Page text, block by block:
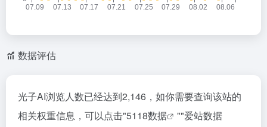
数据评估
光子AI浏览人数已经达到2,146，如你需要查询该站的
相关权重信息，可以点击"5118数据 ""爱站数据